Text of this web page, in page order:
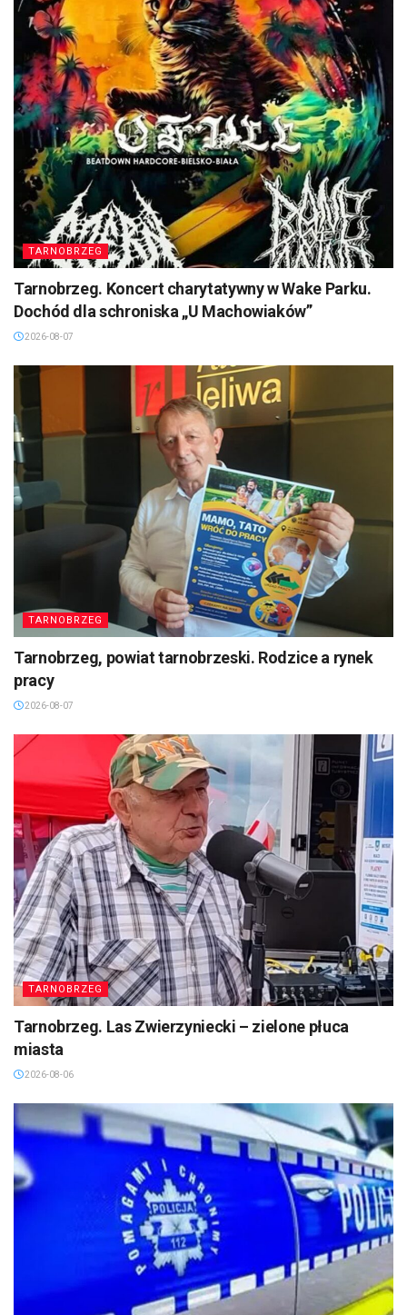
TARNOBRZEG
Tarnobrzeg. Koncert charytatywny w Wake Parku.
Dochód dla schroniska „U Machowiaków”
2026-08-07
TARNOBRZEG
Tarnobrzeg, powiat tarnobrzeski. Rodzice a rynek
pracy
2026-08-07
TARNOBRZEG
Tarnobrzeg. Las Zwierzyniecki – zielone płuca
miasta
2026-08-06